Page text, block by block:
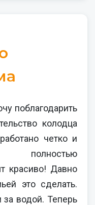
поблагодарить
колодца
четко и
полностью
красиво! Давно
это сделать.
водой. Теперь